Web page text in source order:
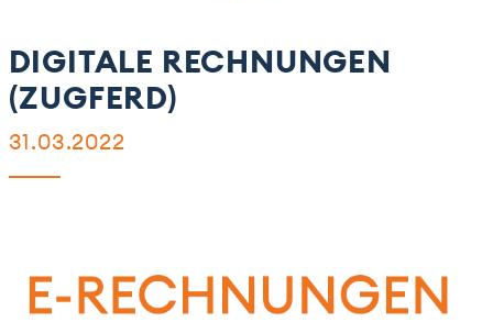
DIGITALE RECHNUNGEN
(ZUGFERD)
31.03.2022